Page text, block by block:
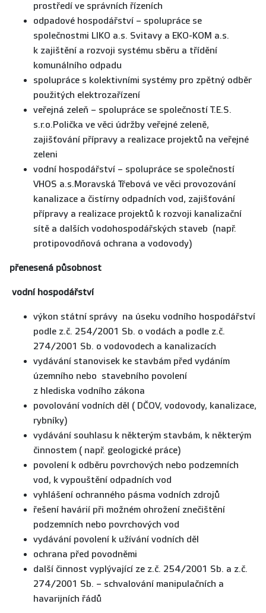
prostředí ve správních řízeních
odpadové hospodářství – spolupráce se
společnostmi LIKO a.s. Svitavy a EKO-KOM a.s.
k zajištění a rozvoji systému sběru a třídění
komunálního odpadu
spolupráce s kolektivními systémy pro zpětný odběr
použitých elektrozařízení
veřejná zeleň – spolupráce se společností T.E.S.
s.r.o.Polička ve věci údržby veřejné zeleně,
zajišťování přípravy a realizace projektů na veřejné
zeleni
vodní hospodářství – spolupráce se společností
VHOS a.s.Moravská Třebová ve věci provozování
kanalizace a čistírny odpadních vod, zajišťování
přípravy a realizace projektů k rozvoji kanalizační
sítě a dalších vodohospodářských staveb (např.
protipovodňová ochrana a vodovody)
přenesená působnost
vodní hospodářství
výkon státní správy na úseku vodního hospodářství
podle z.č. 254/2001 Sb. o vodách a podle z.č.
274/2001 Sb. o vodovodech a kanalizacích
vydávání stanovisek ke stavbám před vydáním
územního nebo stavebního povolení
z hlediska vodního zákona
povolování vodních děl ( DČOV, vodovody, kanalizace,
rybníky)
vydávání souhlasu k některým stavbám, k některým
činnostem ( např. geologické práce)
povolení k odběru povrchových nebo podzemních
vod, k vypouštění odpadních vod
vyhlášení ochranného pásma vodních zdrojů
řešení havárií při možném ohrožení znečištění
podzemních nebo povrchových vod
vydávání povolení k užívání vodních děl
ochrana před povodněmi
další činnost vyplývající ze z.č. 254/2001 Sb. a z.č.
274/2001 Sb. – schvalování manipulačních a
havarijních řádů